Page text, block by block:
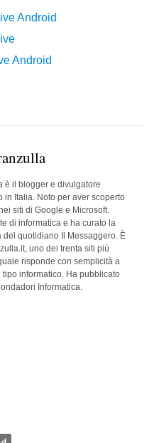
è il blogger e divulgatore
in Italia. Noto per aver scoperto
siti di Google e Microsoft.
di informatica e ha curato la
del quotidiano Il Messaggero. È
uno dei trenta siti più
risponde con semplicità a
informatico. Ha pubblicato
Informatica.